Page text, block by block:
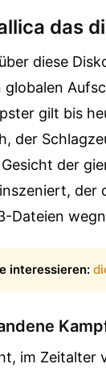
das
diese
gilt bis
der
der
der
Dateien
interessieren:
im Zeitalter